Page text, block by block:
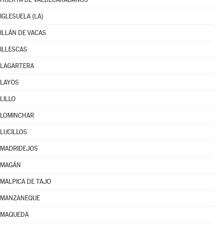
IGLESUELA (LA)
ILLÁN DE VACAS
ILLESCAS
LAGARTERA
LAYOS
LILLO
LOMINCHAR
LUCILLOS
MADRIDEJOS
MAGÁN
MALPICA DE TAJO
MANZANEQUE
MAQUEDA